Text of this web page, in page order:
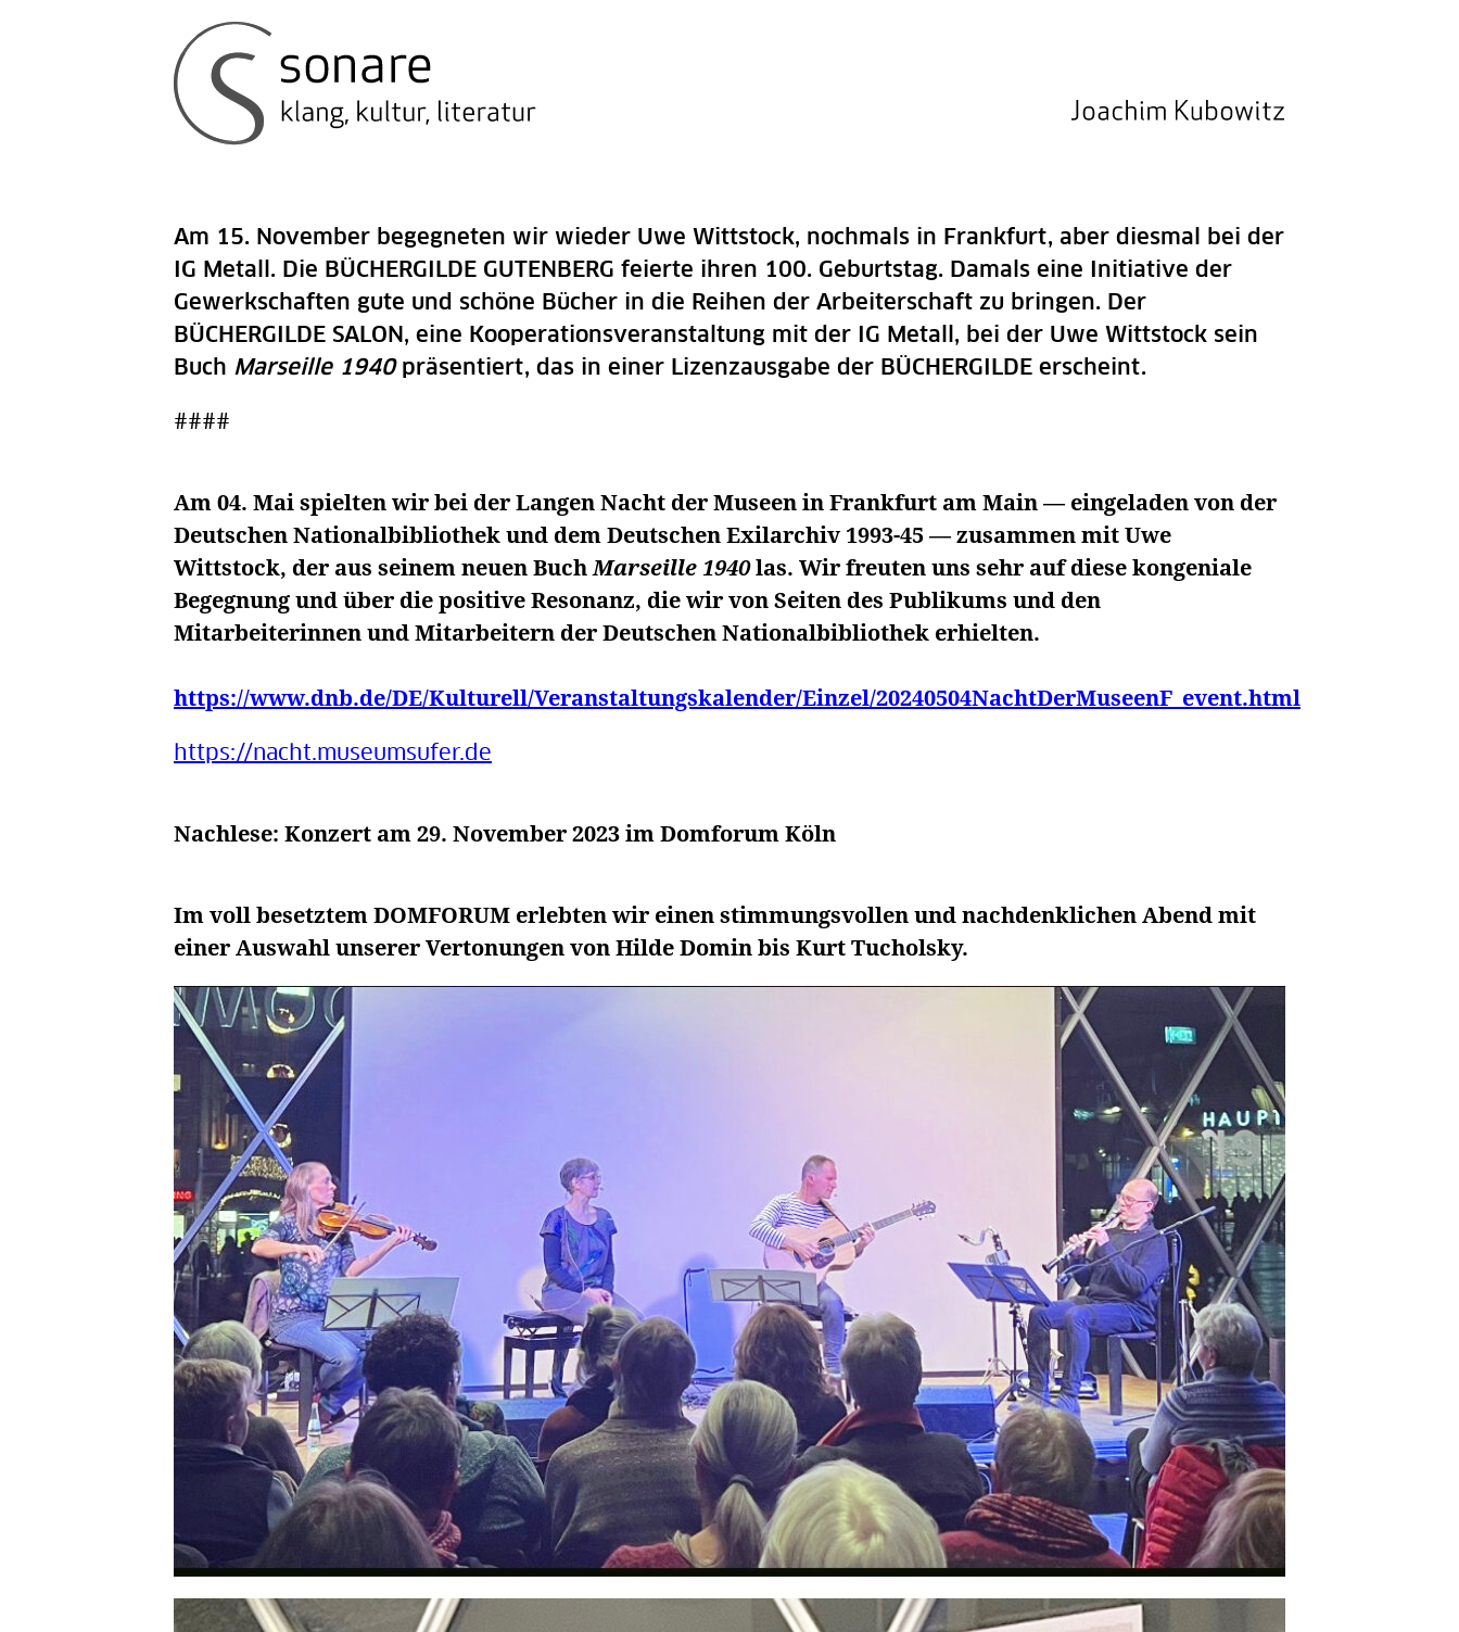
Am 15. November begegneten wir wieder Uwe Wittstock, nochmals in Frankfurt, aber diesmal bei der
IG Metall. Die BÜCHERGILDE GUTENBERG feierte ihren 100. Geburtstag. Damals eine Initiative der
Gewerkschaften gute und schöne Bücher in die Reihen der Arbeiterschaft zu bringen. Der
BÜCHERGILDE SALON, eine Kooperationsveranstaltung mit der IG Metall, bei der Uwe Wittstock sein
Buch Marseille 1940präsentiert, das in einer Lizenzausgabe der BÜCHERGILDE erscheint.
####
Am 04. Mai spielten wir bei der Langen Nacht der Museen in Frankfurt am Main — eingeladen von der
Deutschen Nationalbibliothek und dem Deutschen Exilarchiv 1993-45 — zusammen mit Uwe
Wittstock, der aus seinem neuen BuchMarseille1940las. Wir freuten uns sehr auf diese kongeniale
Begegnung und über die positive Resonanz, die wir von Seiten des Publikums und den
Mitarbeiterinnen und Mitarbeitern der Deutschen Nationalbibliothek erhielten.
https://www.dnb.de/DE/Kulturell/Veranstaltungskalender/Einzel/20240504NachtDerMuseenF_event.html
https://nacht.museumsufer.de
Nachlese: Konzert am 29. November 2023 im Domforum Köln
Im voll besetztem DOMFORUM erlebten wir einen stimmungsvollen und nachdenklichen Abend mit
einer Auswahl unserer Vertonungen von Hilde Domin bis Kurt Tucholsky.